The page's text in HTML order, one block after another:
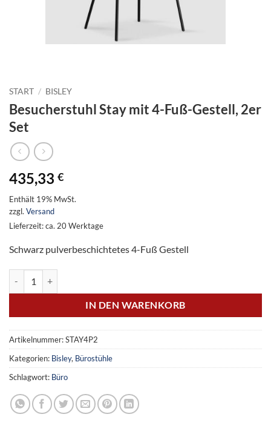
START / BISLEY
Besucherstuhl Stay mit 4-Fuß-Gestell, 2er
Set
435,33 €
Enthält 19% MwSt.
zzgl. Versand
Lieferzeit: ca. 20 Werktage
Schwarz pulverbeschichtetes 4-Fuß Gestell
IN DEN WARENKORB
Artikelnummer:STAY4P2
Kategorien: Bisley, Bürostühle
Schlagwort: Büro